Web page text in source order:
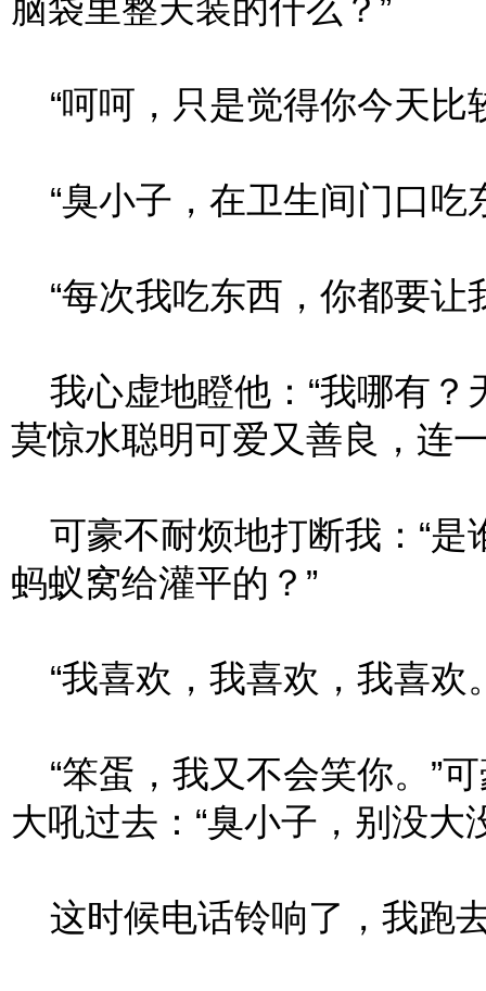
脑袋里整天装的什么？”
“呵呵，只是觉得你今天比
“臭小子，在卫生间门口吃
“每次我吃东西，你都要让
我心虚地瞪他：“我哪有？
莫惊水聪明可爱又善良，连
可豪不耐烦地打断我：“是
蚂蚁窝给灌平的？”
“我喜欢，我喜欢，我喜欢
“笨蛋，我又不会笑你。”
大吼过去：“臭小子，别没大
这时候电话铃响了，我跑